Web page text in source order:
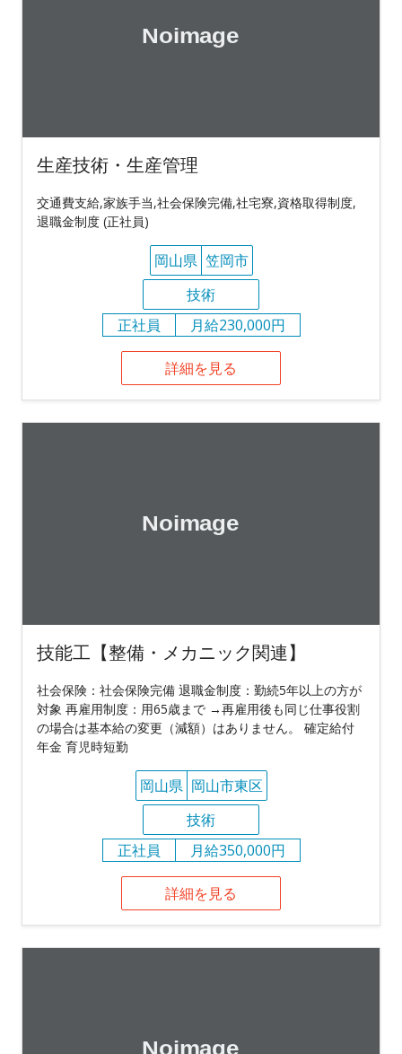
生産技術・生産管理
交通費支給,家族手当,社会保険完備,社宅寮,資格取得制度,
退職金制度 (正社員)
岡山県 笠岡市
技術
正社員
月給230,000円
詳細を見る
技能工【整備・メカニック関連】
社会保険：社会保険完備 退職金制度：勤続5年以上の方が
対象 再雇用制度：用65歳まで →再雇用後も同じ仕事役割
の場合は基本給の変更（減額）はありません。 確定給付
年金 育児時短勤
岡山県 岡山市東区
技術
正社員
月給350,000円
詳細を見る